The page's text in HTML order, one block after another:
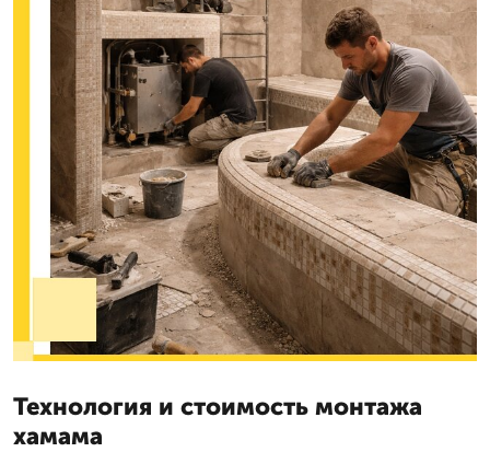
Технология и стоимость монтажа
хамама